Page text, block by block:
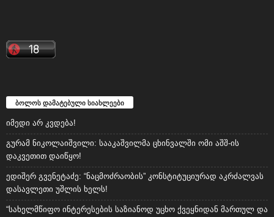
ბოლოს დამატებული სიახლეები
იმედი არ კვდება!
გურამ ნიკოლაიშვილი: სააკაშვილმა ცხინვალში ომი აშშ-ის
დაკვეთით დაიწყო!
ედიშერ გვენეტაძე: “ნაცმოძრაობის” კონსტიტუციურად აკრძალვას
დასავლეთი უშლის ხელს!
“სახელმწიფო ინტერესების საზიანოდ უცხო ქვეყნიდან მართულ და